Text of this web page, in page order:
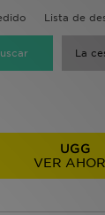
Lista de
La
UGG
VER